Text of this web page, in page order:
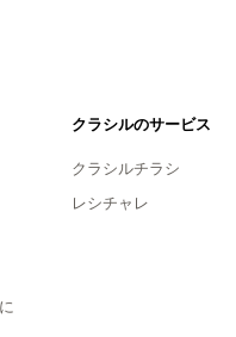
クラシルのサービス
クラシルチラシ
レシチャレ